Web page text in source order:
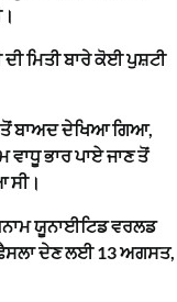
ਦੀ ਮਿਤੀ ਬਾਰੇ ਕੋਈ ਪੁਸ਼ਟੀ
ਤੋਂ ਬਾਅਦ ਦੇਖਿਆ ਗਿਆ,
ਭਾਰ ਪਾਏ ਜਾਣ ਤੋਂ
ਸੀ।
ਯੂਨਾਈਟਿਡ ਵਰਲਡ
ਦੇਣ ਲਈ 13 ਅਗਸਤ,